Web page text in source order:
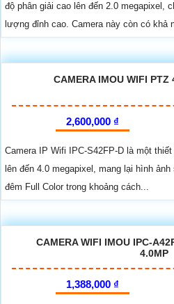
độ phân giải cao lên đến 2.0 megapixel,
lượng đỉnh cao. Camera này còn có khả
CAMERA IMOU WIFI PTZ
2,600,000 ₫
Camera IP Wifi IPC-S42FP-D là một
lên đến 4.0 megapixel, mang lại hình
đêm Full Color trong khoảng cách...
CAMERA WIFI IMOU IPC-
4.0MP
1,388,000 ₫